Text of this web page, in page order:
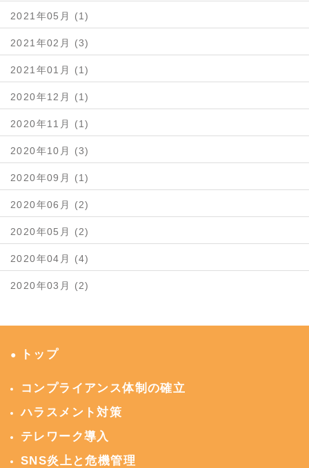
2021年05月 (1)
2021年02月 (3)
2021年01月 (1)
2020年12月 (1)
2020年11月 (1)
2020年10月 (3)
2020年09月 (1)
2020年06月 (2)
2020年05月 (2)
2020年04月 (4)
2020年03月 (2)
● トップ
コンプライアンス体制の確立
ハラスメント対策
テレワーク導入
SNS炎上と危機管理